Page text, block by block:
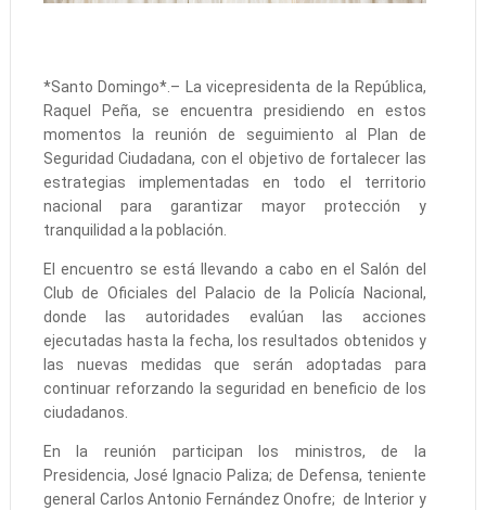
*Santo Domingo*.– La vicepresidenta de la República,
Raquel Peña, se encuentra presidiendo en estos
momentos la reunión de seguimiento al Plan de
Seguridad Ciudadana, con el objetivo de fortalecer las
estrategias implementadas en todo el territorio
nacional para garantizar mayor protección y
tranquilidad a la población.
El encuentro se está llevando a cabo en el Salón del
Club de Oficiales del Palacio de la Policía Nacional,
donde las autoridades evalúan las acciones
ejecutadas hasta la fecha, los resultados obtenidos y
las nuevas medidas que serán adoptadas para
continuar reforzando la seguridad en beneficio de los
ciudadanos.
En la reunión participan los ministros, de la
Presidencia, José Ignacio Paliza; de Defensa, teniente
general Carlos Antonio Fernández Onofre; de Interior y